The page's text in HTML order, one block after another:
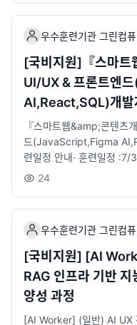
UX 최적화의 전주기 디지
화문의 : 051-912-1000■
om/_xafjuG/chat■ 접수 :
형, 2유형(특정계층) 훈련
40만원 지급· ​구직촉진수
당 최대 40만원)· ​1:1 취업
력서 첨삭·취업세미나·참
가입(재해보험
고 생성형 AI를 활용하여
풀스텍 개발 인재 양성​·
형 커리큘럼· ​ 선도기업 실
에 특화된 금융지식
자 멘토 참여· ​ 생성형 AI
대회 실시
주시길 바랍니다.■ 접수 :
우수훈련기관 그린컴
[국비지원]『스마트
UI/UX & 프론트엔
AI,React,SQL)개발
『스마트웹&amp;콘텐츠
드(JavaScript,Figma
련일정 안내​· ​훈련일정
09:00~18:00​· 모집정원
국취 1유형, 2유형(특정계
월 최대 20만원 지급· ​구
(가족수당 최대 40만원)·​
소서/이력서 첨삭·취업세
료보험가입(재해보험
랫폼에 적용 가능한 웹기반
현, 테스트, 배포 및 유지
24
우수훈련기관 그린컴
[국비지원] [AI
RAG 인프라 기반
양성 과정
[AI Worker] (일반) AI UX